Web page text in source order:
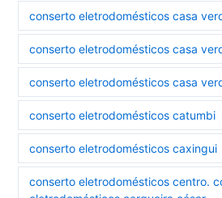
conserto eletrodomésticos casa
conserto eletrodomésticos casa
conserto eletrodomésticos casa
conserto eletrodomésticos catumbi
conserto eletrodomésticos caxingui
conserto eletrodomésticos centro.